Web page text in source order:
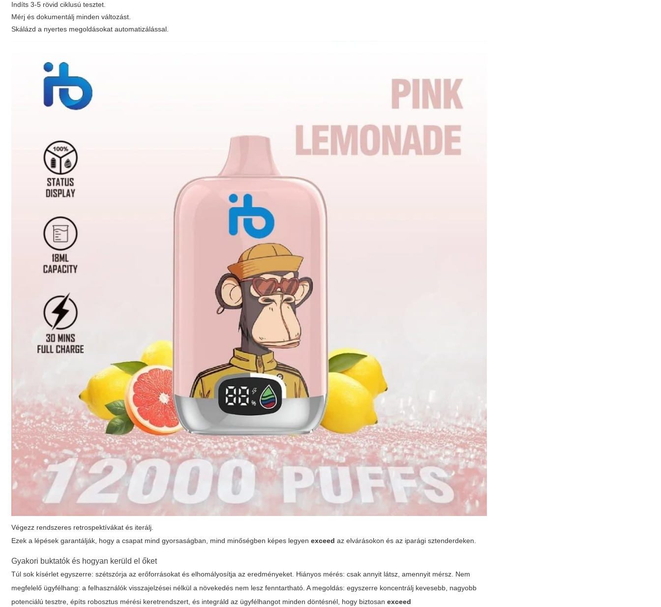
Indíts 3-5 rövid ciklusú tesztet.
Mérj és dokumentálj minden változást.
Skálázd a nyertes megoldásokat automatizálással.
Végezz rendszeres retrospektívákat és iterálj.
Ezek a lépések garantálják, hogy a csapat mind gyorsaságban, mind minőségben képes legyenexceed az elvárásokon és az iparági sztenderdeken.
Gyakori buktatók és hogyan kerüld el őket
Túl sok kísérlet egyszerre: szétszórja az erőforrásokat és elhomályosítja az eredményeket. Hiányos mérés: csak annyit látsz, amennyit mérsz. Nem
megfelelő ügyfélhang: a felhasználók visszajelzései nélkül a növekedés nem lesz fenntartható. A megoldás: egyszerre koncentrálj kevesebb, nagyobb
potenciálú tesztre, építs robosztus mérési keretrendszert, és integráld az ügyfélhangot minden döntésnél, hogy biztosanexceed